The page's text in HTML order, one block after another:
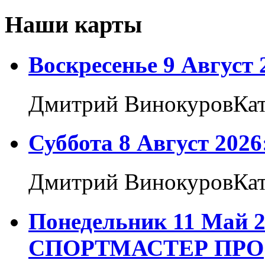
Наши карты
Воскресенье 9
Дмитрий
Суббота 8 Август
Дмитрий
Понедельник 11 Май
СПОРТМАСТЕР ПРО